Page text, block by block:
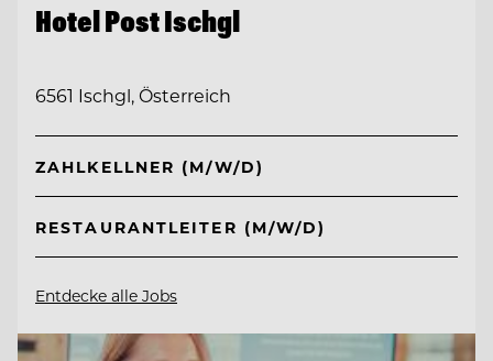
Hotel Post Ischgl
6561 Ischgl, Österreich
ZAHLKELLNER (M/W/D)
RESTAURANTLEITER (M/W/D)
Entdecke alle Jobs